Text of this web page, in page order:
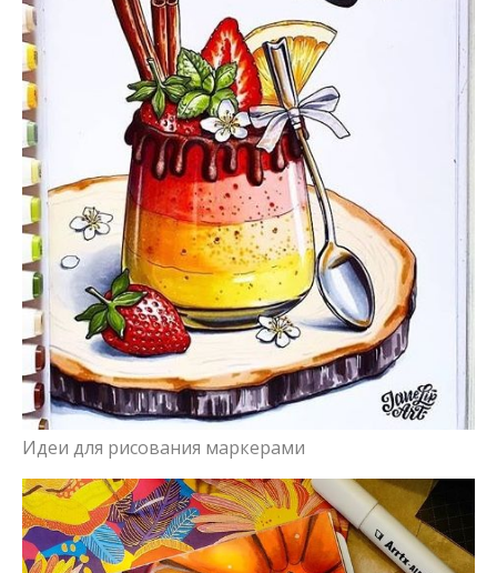
Идеи для рисования маркерами